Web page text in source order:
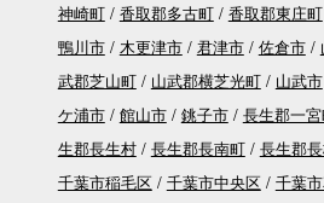
神崎町
香取郡多古町 香取郡東庄町
鴨川市
木更津市 君津市 佐倉市
武郡芝山町
山武郡横芝光町 山武市
ケ浦市
館山市 銚子市 長生郡一
生郡長生村
長生郡長南町 長生郡
千葉市稲毛区
千葉市中央区 千葉